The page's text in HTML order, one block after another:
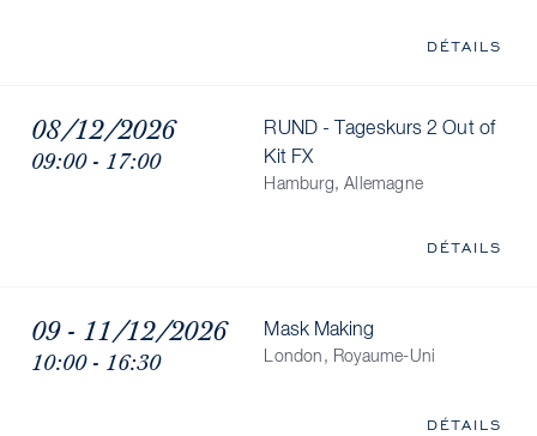
DÉTAILS
08/12/2026
09:00 - 17:00
RUND - Tageskurs 2 Out of
Kit FX
Hamburg, Allemagne
DÉTAILS
09 - 11/12/2026
10:00 - 16:30
Mask Making
London, Royaume-Uni
DÉTAILS